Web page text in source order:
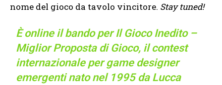
nome del gioco da tavolo vincitore. Stay tuned!
È online il bando per Il Gioco Inedito –
Miglior Proposta di Gioco, il contest
internazionale per game designer
emergenti nato nel 1995 da Lucca